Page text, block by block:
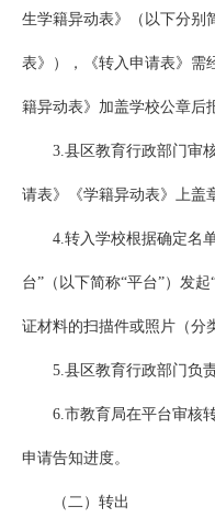
生学籍异动表》（以下分别
表》），《转入申请表》需
籍异动表》加盖学校公章后
3.县区教育行政部门审
请表》《学籍异动表》上盖
4.转入学校根据确定名
台”（以下简称“平台”）发
证材料的扫描件或照片（分
5.县区教育行政部门负
6.市教育局在平台审核
申请告知进度。
（二）转出